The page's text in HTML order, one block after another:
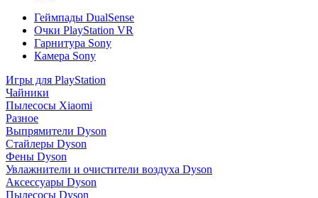
Геймпады DualSense
Очки PlayStation VR
Гарнитура Sony
Камера Sony
Игры для PlayStation
Чайники
Пылесосы Xiaomi
Разное
Выпрямители Dyson
Стайлеры Dyson
Фены Dyson
Увлажнители и очистители воздуха Dyson
Аксессуары Dyson
Пылесосы Dyson